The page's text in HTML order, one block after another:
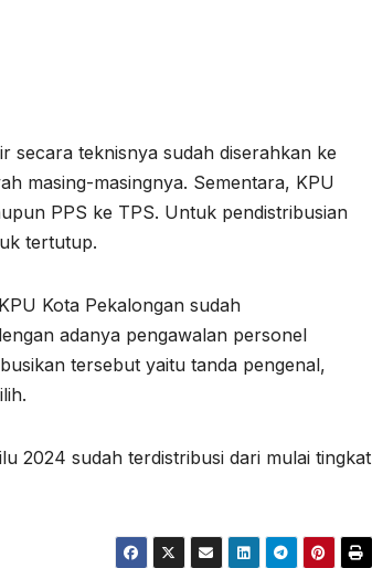
secara teknisnya sudah diserahkan ke
masing-masingnya. Sementara, KPU
PPS ke TPS. Untuk pendistribusian
tertutup.
Kota Pekalongan sudah
adanya pengawalan personel
tersebut yaitu tanda pengenal,
2024 sudah terdistribusi dari mulai tingkat